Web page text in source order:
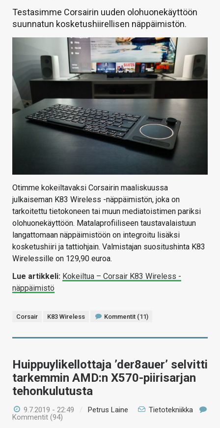
Testasimme Corsairin uuden olohuonekäyttöön
suunnatun kosketushiirellisen näppäimistön.
Otimme kokeiltavaksi Corsairin maaliskuussa
julkaiseman K83 Wireless -näppäimistön, joka on
tarkoitettu tietokoneen tai muun mediatoistimen pariksi
olohuonekäyttöön. Matalaprofiiliseen taustavalaistuun
langattomaan näppäimistöön on integroitu lisäksi
kosketushiiri ja tattiohjain. Valmistajan suositushinta K83
Wirelessille on 129,90 euroa.
Lue artikkeli: Kokeiltua – Corsair K83 Wireless -
näppäimistö
Corsair K83 Wireless Kommentit (11)
Huippuylikellottaja ’der8auer’ selvitti
tarkemmin AMD:n X570-piirisarjan
tehonkulutusta
9.7.2019 - 22:49 / Petrus Laine
Tietotekniikka
Kommentit (94)